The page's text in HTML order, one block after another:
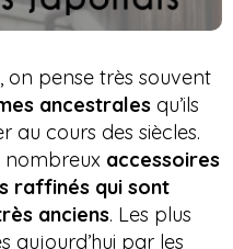
on pense très souvent
ancestrales qu’ils
cours des siècles.
nombreux accessoires
raffinés qui sont
anciens. Les plus
aujourd’hui par les